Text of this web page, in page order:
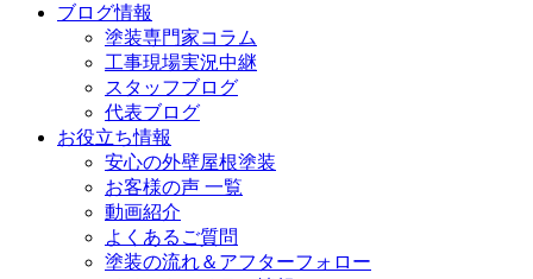
ブログ情報
塗装専門家コラム
工事現場実況中継
スタッフブログ
代表ブログ
お役立ち情報
安心の外壁屋根塗装
お客様の声 一覧
動画紹介
よくあるご質問
塗装の流れ＆アフターフォロー